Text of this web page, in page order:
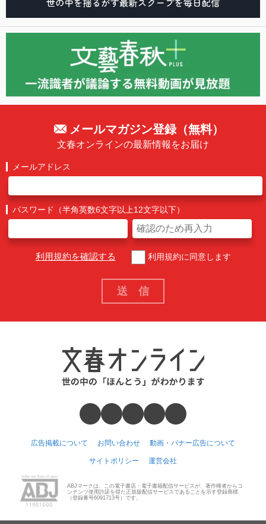
メールマガジン登録（無料）
文春オンラインの最新情報をお届け
メールアドレス
パスワード（半角英数6文字以上12文字以下）
利用規約を確認する 利用規約に同意します
広告掲載について お問い合わせ 動画・バナー広告について
サイトポリシー 運営会社
ABJマークは、この電子書店・電子書籍配信サービスが、著作権者からコ
ンテンツ使用許諾を得た正規版配信サービスであることを示す登録商標
（登録番号6091713号）です。